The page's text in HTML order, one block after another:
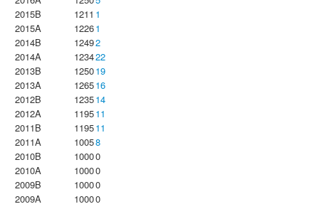
2015B
1211 1
2015A
12261
2014B
12492
2014A
123422
2013B
125019
2013A
126516
2012B
123514
2012A
119511
2011B
119511
2011A
10058
2010B
10000
2010A
10000
2009B
10000
2009A
10000